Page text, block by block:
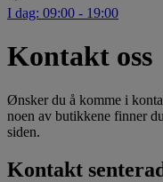
I dag: 09:00 - 19:00
Kontakt oss
Ønsker du å komme i
noen av butikkene finner
siden.
Kontakt